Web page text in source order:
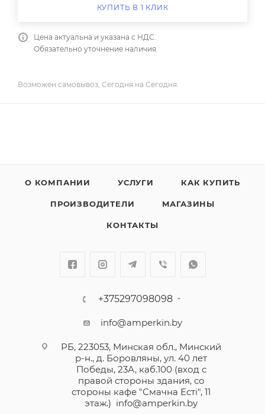
КУПИТЬ В 1 КЛИК
Цена актуальна и указана с НДС.
Обязательно уточнение наличия.
Возможен самовывоз, Сегодня на Сегодня.
О КОМПАНИИ УСЛУГИ КАК КУПИТЬ
ПРОИЗВОДИТЕЛИ МАГАЗИНЫ
КОНТАКТЫ
+375297098098
info@amperkin.by
РБ, 223053, Минская обл., Минский
р-н., д. Боровляны, ул. 40 лет
Победы, 23А, каб.100 (вход с
правой стороны здания, со
стороны кафе "Смачна Естi", 11
этаж.) info@amperkin.by